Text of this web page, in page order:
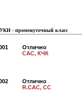
- промежуточный класс
Отлично
CAC, КЧК
Отлично
R.CAC, СС